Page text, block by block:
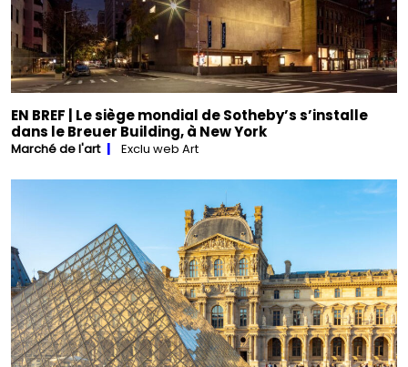
EN BREF | Le siège mondial de Sotheby’s s’installe
dans le Breuer Building, à New York
Marché de l'art Exclu web Art